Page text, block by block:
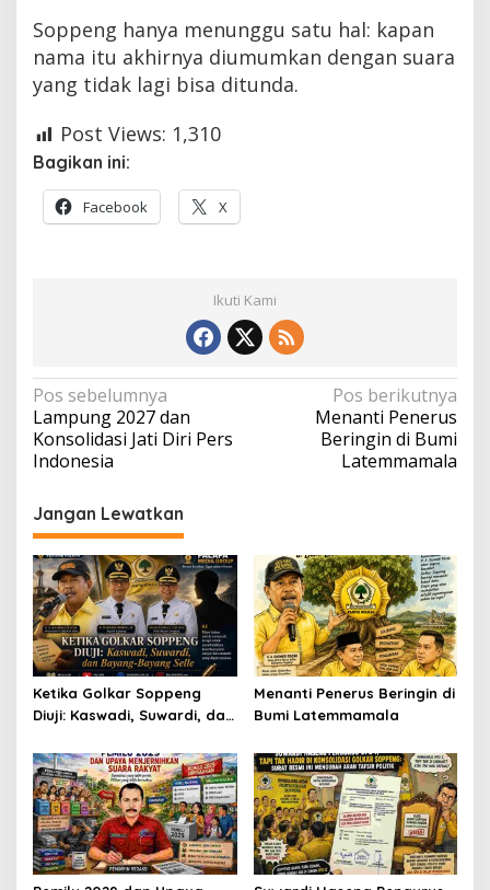
Soppeng hanya menunggu satu hal: kapan
nama itu akhirnya diumumkan dengan suara
yang tidak lagi bisa ditunda.
Post Views: 1,310
Bagikan ini:
Facebook X
Ikuti Kami
Navigasi
pos
Pos sebelumnya
Lampung 2027 dan
Konsolidasi Jati Diri Pers
Indonesia
Pos berikutnya
Menanti Penerus
Beringin di Bumi
Latemmamala
Jangan Lewatkan
Ketika Golkar Soppeng
Diuji: Kaswadi, Suwardi, dan
Menanti Penerus Beringin di
Bumi Latemmamala